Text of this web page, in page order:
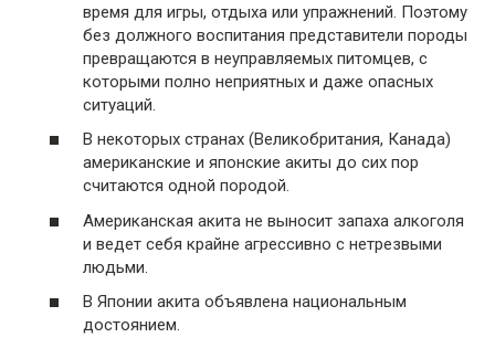
время для игры, отдыха или упражнений. Поэтому
без должного воспитания представители породы
превращаются в неуправляемых питомцев, с
которыми полно неприятных и даже опасных
ситуаций.
В некоторых странах (Великобритания, Канада)
американские и японские акиты до сих пор
считаются одной породой.
Американская акита не выносит запаха алкоголя
и ведет себя крайне агрессивно с нетрезвыми
людьми.
В Японии акита объявлена ​​национальным
достоянием.